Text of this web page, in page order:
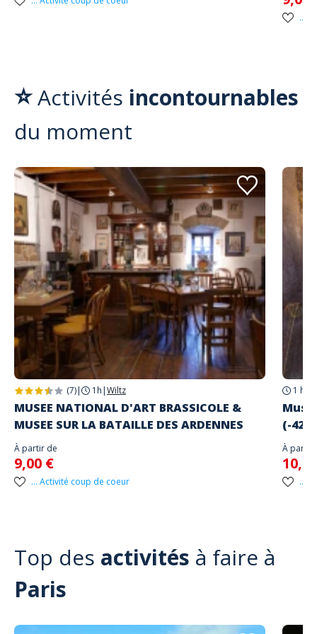
...
⭐Activités incontournables
du moment
(7)| 1h |Wiltz
MUSEE NATIONAL D'ART BRASSICOLE &
MUSEE SUR LA BATAILLE DES ARDENNES
À partir de
9,00 €
... Activité coup de coeur
1 h 30
(-
À partir
...
Top des activités à faire à
Paris